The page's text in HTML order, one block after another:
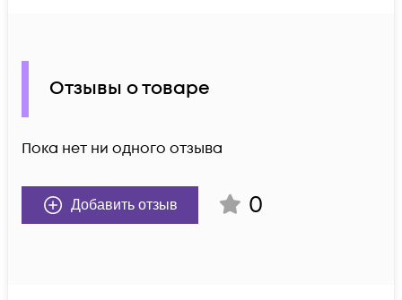
Отзывы о товаре
Пока нет ни одного отзыва
Добавить отзыв 0